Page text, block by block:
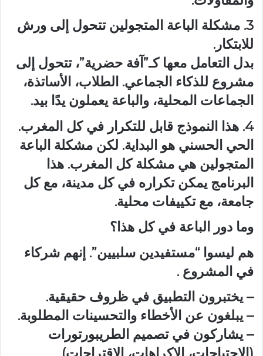
3. مشكلة الباعة المتجولين تتحول إلى ورش
للابتكار.
بدل التعامل معها كـ”آفة حضرية”، تتحول إلى
مشروع للذكاء الجماعي. الطلاب، الأساتذة،
الجماعات المحلية، والباعة يعملون يدًا بيد.
4. هذا النموذج قابل للتكرار في كل المغرب.
الحي الحسني هو البداية. لكن مشكلة الباعة
المتجولين هي مشكلة كل المغرب. هذا
البرنامج يمكن تكراره في كل مدينة، مع كل
جامعة، مع تكييفات محلية.
وما دور الباعة في كل هذا؟
هم ليسوا “مستفيدين سلبيين”. إنهم شركاء
في المشروع .
– يختبرون التطبيق في ظروف حقيقية.
– يبلغون عن الأخطاء والتحسينات المطلوبة.
– يشاركون في تصميم الطريبورتورات